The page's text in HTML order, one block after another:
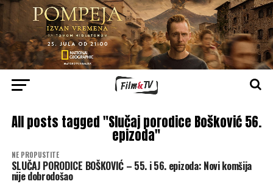
All posts tagged "Slučaj porodice Bošković 56.
epizoda"
NE PROPUSTITE
SLUČAJ PORODICE BOŠKOVIĆ – 55. i 56. epizoda: Novi komšija
nije dobrodošao